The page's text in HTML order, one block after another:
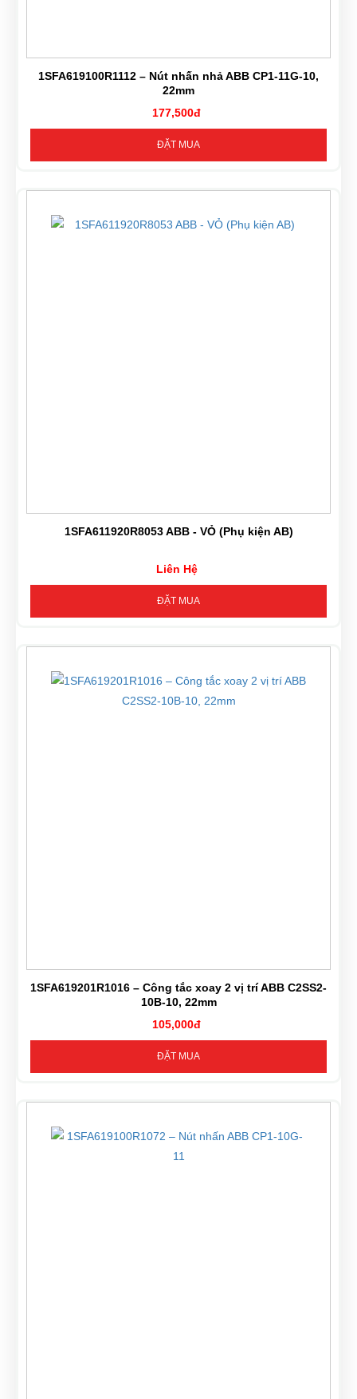
1SFA619100R1112 – Nút nhấn nhả ABB CP1-11G-10,
22mm
177,500đ
ĐẶT MUA
1SFA611920R8053 ABB - VỎ (Phụ kiện AB)
Liên Hệ
ĐẶT MUA
1SFA619201R1016 – Công tắc xoay 2 vị trí ABB C2SS2-
10B-10, 22mm
105,000đ
ĐẶT MUA